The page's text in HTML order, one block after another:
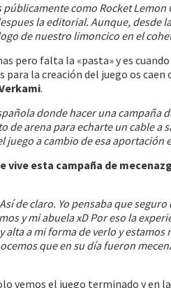
como Rocket Lemon
la editorial. Aunque, desde
de nuestro limoncico en el
pero falta la «pasta» y es
la creación del juego os
.
donde hacer una campaña
de arena para echarte un cable a
juego a cambio de esa aportación
vive esta campaña de
de claro. Yo pensaba que
y mi abuela xD Por eso la
a mi forma de verlo y estamos
que en su día fueron
vemos el juego terminado y en